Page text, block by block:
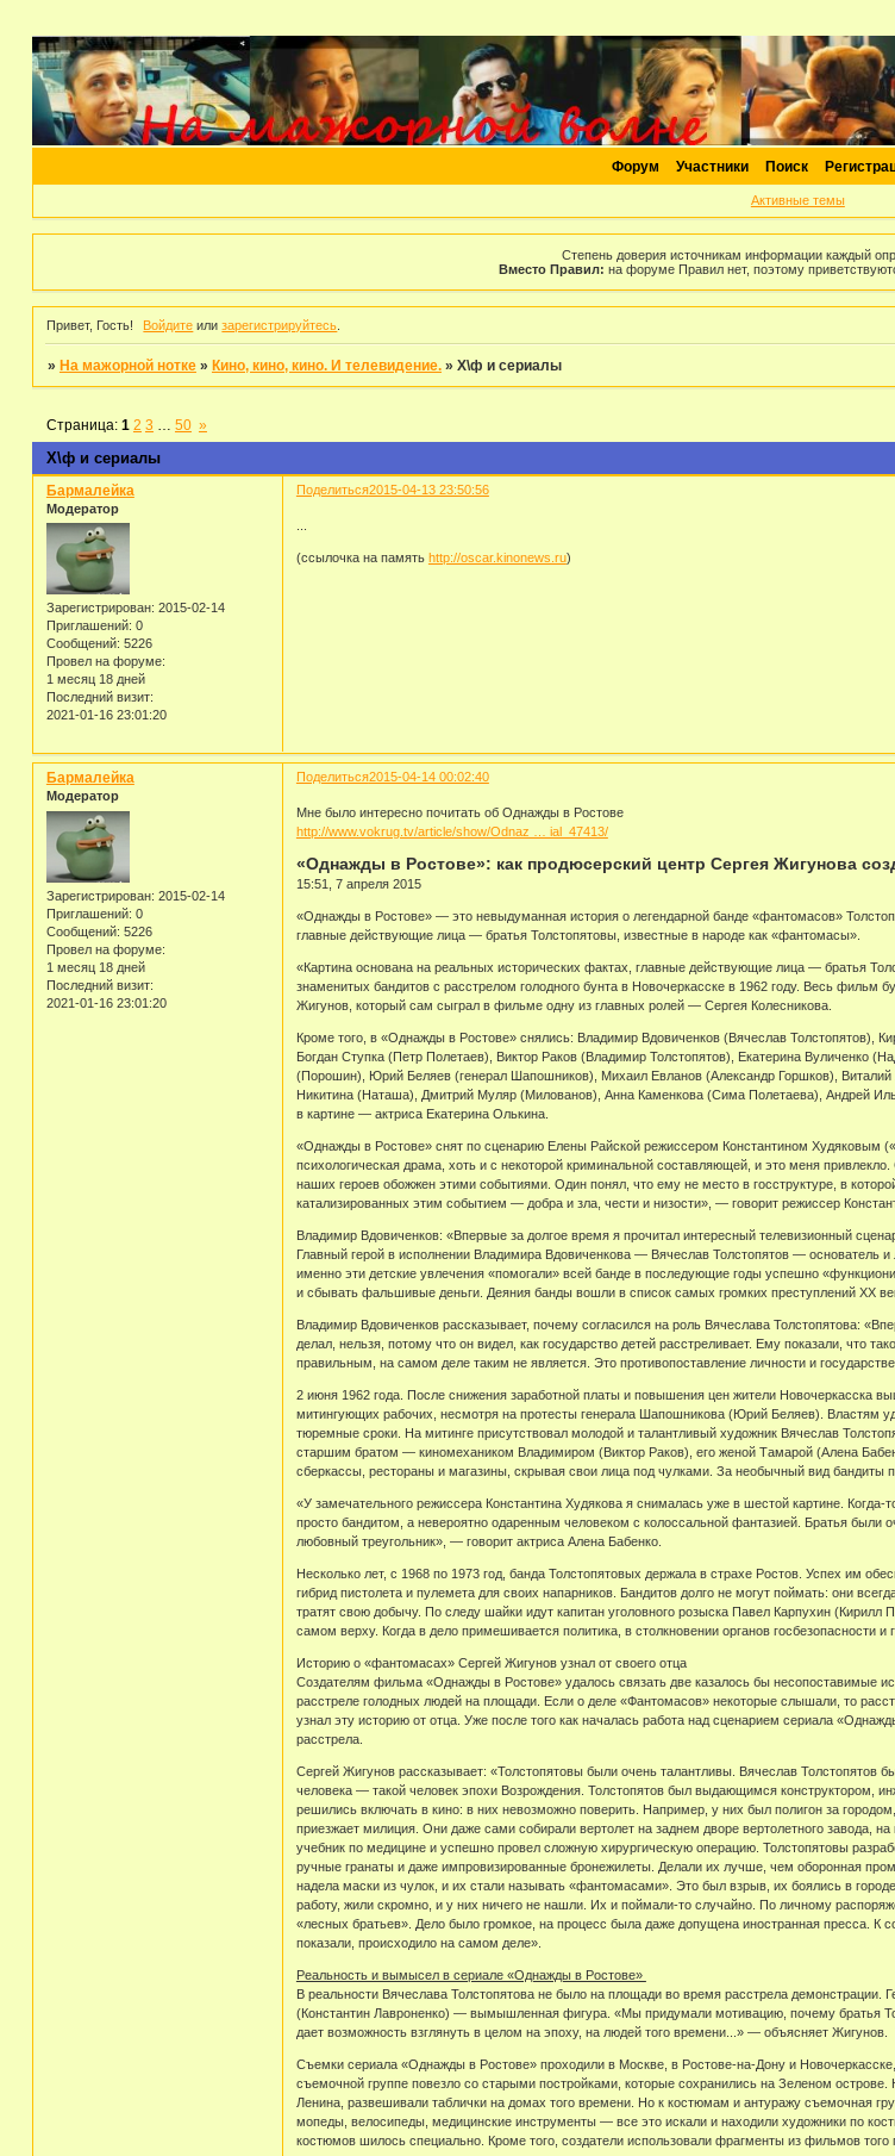
Форум Участники Поиск
Активные темы
Степень доверия источникам информации каждый
Вместо Правил: на форуме Правил нет, поэтому
Привет, Гость! Войдите илизарегистрируйтесь
» На мажорной нотке » Кино, кино, кино. И телевидение. » Х\ф и сериалы
Х\ф и сериалы
Страница: 1 2 3 … 50 »
Поделиться2015-04-13 23:50:56
Бармалейка
Модератор
Зарегистрирован: 2015-02-14
Приглашений: 0
Сообщений: 5226
Провел на форуме:
1 месяц 18 дней
Последний визит:
2021-01-16 23:01:20
(ссылочка на память http://oscar.kinonews.ru)
Поделиться2015-04-14 00:02:40
Бармалейка
Модератор
Зарегистрирован: 2015-02-14
Приглашений: 0
Сообщений: 5226
Провел на форуме:
1 месяц 18 дней
Последний визит:
2021-01-16 23:01:20
Мне было интересно почитать об Однажды в Ростове
http://www.vokrug.tv/article/show/Odnaz … ial_47413/
«Однажды в Ростове»: как продюсерский центр Сергея Жигунова
15:51, 7 апреля 2015
«Однажды в Ростове» — это невыдуманная история о легендарной банде «фантомасов»
главные действующие лица — братья Толстопятовы, известные в народе как «фантомасы».
«Картина основана на реальных исторических фактах, главные действующие лица — братья
знаменитых бандитов с расстрелом голодного бунта в Новочеркасске в 1962 году. Весь
Жигунов, который сам сыграл в фильме одну из главных ролей — Сергея Колесникова.
Кроме того, в «Однажды в Ростове» снялись: Владимир Вдовиченков (Вячеслав Толстопятов),
Богдан Ступка (Петр Полетаев), Виктор Раков (Владимир Толстопятов), Екатерина
(Порошин), Юрий Беляев (генерал Шапошников), Михаил Евланов (Александр Горшков),
Никитина (Наташа), Дмитрий Муляр (Милованов), Анна Каменкова (Сима Полетаева), Андрей
в картине — актриса Екатерина Олькина.
«Однажды в Ростове» снят по сценарию Елены Райской режиссером Константином Худяковым
психологическая драма, хоть и с некоторой криминальной составляющей, и это меня
наших героев обожжен этими событиями. Один понял, что ему не место в госструктуре, в
катализированных этим событием — добра и зла, чести и низости», — говорит режиссер
Владимир Вдовиченков: «Впервые за долгое время я прочитал интересный телевизионный
Главный герой в исполнении Владимира Вдовиченкова — Вячеслав Толстопятов — основатель
именно эти детские увлечения «помогали» всей банде в последующие годы успешно
и сбывать фальшивые деньги. Деяния банды вошли в список самых громких преступлений XX
Владимир Вдовиченков рассказывает, почему согласился на роль Вячеслава Толстопятова:
делал, нельзя, потому что он видел, как государство детей расстреливает. Ему показали, что
правильным, на самом деле таким не является. Это противопоставление личности и
2 июня 1962 года. После снижения заработной платы и повышения цен жители Новочеркасска
митингующих рабочих, несмотря на протесты генерала Шапошникова (Юрий Беляев). Властям
тюремные сроки. На митинге присутствовал молодой и талантливый художник Вячеслав
старшим братом — киномехаником Владимиром (Виктор Раков), его женой Тамарой (Алена
сберкассы, рестораны и магазины, скрывая свои лица под чулками. За необычный вид бандиты
«У замечательного режиссера Константина Худякова я снималась уже в шестой картине.
просто бандитом, а невероятно одаренным человеком с колоссальной фантазией. Братья
любовный треугольник», — говорит актриса Алена Бабенко.
Несколько лет, с 1968 по 1973 год, банда Толстопятовых держала в страхе Ростов. Успех им
гибрид пистолета и пулемета для своих напарников. Бандитов долго не могут поймать: они
тратят свою добычу. По следу шайки идут капитан уголовного розыска Павел Карпухин
самом верху. Когда в дело примешивается политика, в столкновении органов госбезопасности
Историю о «фантомасах» Сергей Жигунов узнал от своего отца
Создателям фильма «Однажды в Ростове» удалось связать две казалось бы несопоставимые
расстреле голодных людей на площади. Если о деле «Фантомасов» некоторые слышали, то
узнал эту историю от отца. Уже после того как началась работа над сценарием сериала
расстрела.
Сергей Жигунов рассказывает: «Толстопятовы были очень талантливы. Вячеслав Толстопятов
человека — такой человек эпохи Возрождения. Толстопятов был выдающимся конструктором,
решились включать в кино: в них невозможно поверить. Например, у них был полигон за
приезжает милиция. Они даже сами собирали вертолет на заднем дворе вертолетного завода,
учебник по медицине и успешно провел сложную хирургическую операцию. Толстопятовы
ручные гранаты и даже импровизированные бронежилеты. Делали их лучше, чем оборонная
надела маски из чулок, и их стали называть «фантомасами». Это был взрыв, их боялись в
работу, жили скромно, и у них ничего не нашли. Их и поймали-то случайно. По личному
«лесных братьев». Дело было громкое, на процесс была даже допущена иностранная пресса.
показали, происходило на самом деле».
Реальность и вымысел в сериале «Однажды в Ростове»
В реальности Вячеслава Толстопятова не было на площади во время расстрела
(Константин Лавроненко) — вымышленная фигура. «Мы придумали мотивацию, почему братья
дает возможность взглянуть в целом на эпоху, на людей того времени...» — объясняет Жигунов.
Съемки сериала «Однажды в Ростове» проходили в Москве, в Ростове-на-Дону и
съемочной группе повезло со старыми постройками, которые сохранились на Зеленом
Ленина, развешивали таблички на домах того времени. Но к костюмам и антуражу съемочная
мопеды, велосипеды, медицинские инструменты — все это искали и находили художники по
костюмов шилось специально. Кроме того, создатели использовали фрагменты из фильмов